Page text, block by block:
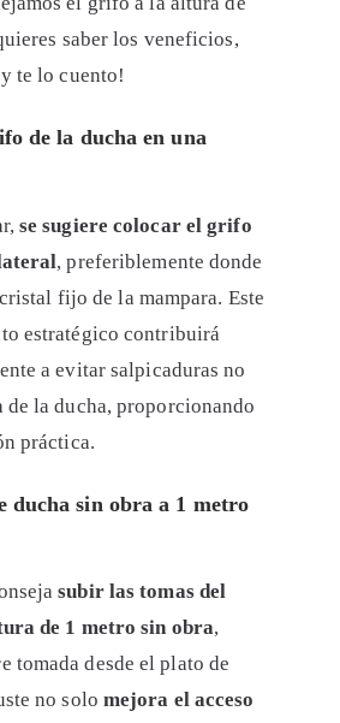
saber los veneficios,
te lo cuento!
de la ducha en una
se sugiere colocar el grifo
, preferiblemente donde
fijo de la mampara. Este
estratégico contribuirá
a evitar salpicaduras no
de la ducha, proporcionando
práctica.
ducha sin obra a 1 metro
subir las tomas del
de 1 metro sin obra,
tomada desde el plato de
no solo mejora el acceso